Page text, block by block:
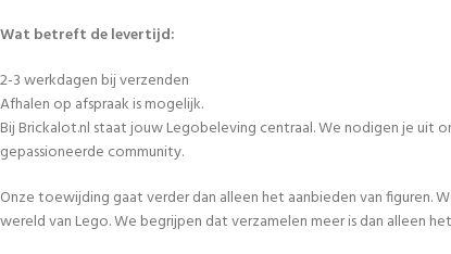
Wat betreft de levertijd:
2-3 werkdagen bij verzenden
Afhalen op afspraak is mogelijk.
Bij Brickalot.nl staat jouw Legobeleving centraal. We nodigen je uit
gepassioneerde community.
Onze toewijding gaat verder dan alleen het aanbieden van figuren.
wereld van Lego. We begrijpen dat verzamelen meer is dan alleen